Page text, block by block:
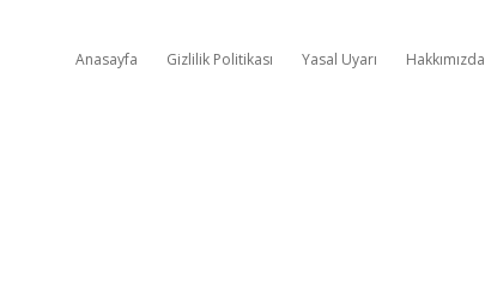
Anasayfa Gizlilik Politikası Yasal Uyarı Hakkımızda